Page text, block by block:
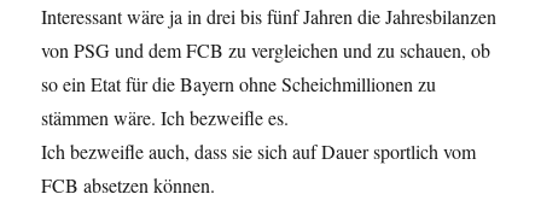
Interessant wäre ja in drei bis fünf Jahren die Jahresbilanzen
von PSG und dem FCB zu vergleichen und zu schauen, ob
so ein Etat für die Bayern ohne Scheichmillionen zu
stämmen wäre. Ich bezweifle es.
Ich bezweifle auch, dass sie sich auf Dauer sportlich vom
FCB absetzen können.